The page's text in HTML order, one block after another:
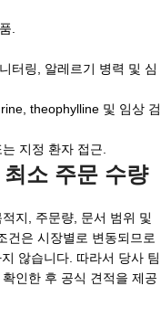
.
터링, 알레르기 병력 및 심
theophylline 및 임상 검
지정 환자 접근.
소 주문 수량
지, 주문량, 문서 범위 및
건은 시장별로 변동되므로
않습니다. 따라서 당사 팀
인한 후 공식 견적을 제공